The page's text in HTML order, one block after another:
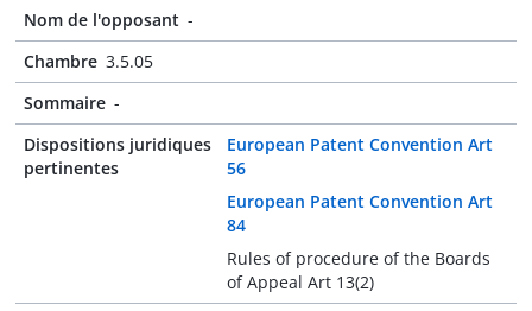
Nom de l'opposant -
Chambre 3.5.05
Sommaire -
Dispositions juridiques
pertinentes
European Patent Convention Art
56
European Patent Convention Art
84
Rules of procedure of the Boards
of Appeal Art 13(2)